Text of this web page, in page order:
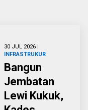
30 JUL 2026 |
INFRASTRUKUR
Bangun
Jembatan
Lewi Kukuk,